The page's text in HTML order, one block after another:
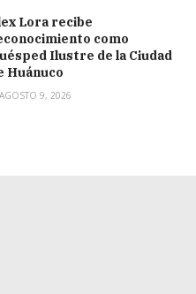
Lora recibe
como
Ilustre de la Ciudad
Huánuco
AGOSTO 9, 2026